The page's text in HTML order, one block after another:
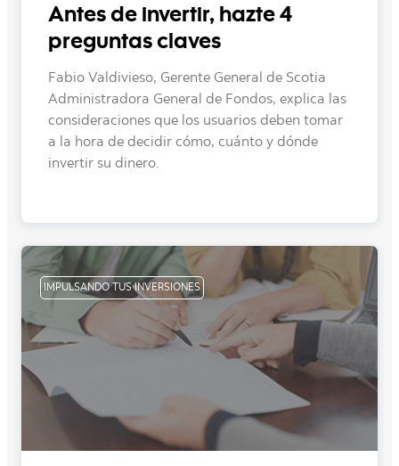
Antes de invertir, hazte 4
preguntas claves
Fabio Valdivieso, Gerente General de Scotia
Administradora General de Fondos, explica las
consideraciones que los usuarios deben tomar
a la hora de decidir cómo, cuánto y dónde
invertir su dinero.
IMPULSANDO TUS INVERSIONES